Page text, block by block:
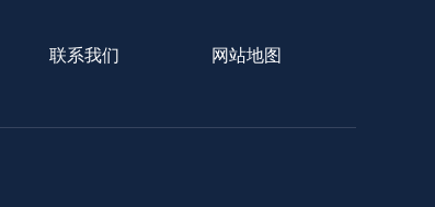
联系我们 网站地图